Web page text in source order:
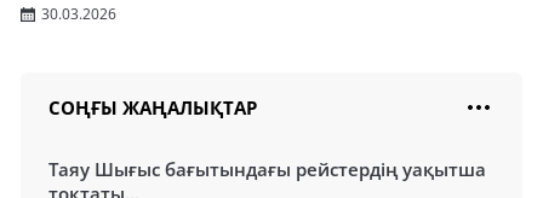
30.03.2026
СОҢҒЫ ЖАҢАЛЫҚТАР
Таяу Шығыс бағытындағы рейстердің уақытша
тоқтаты...